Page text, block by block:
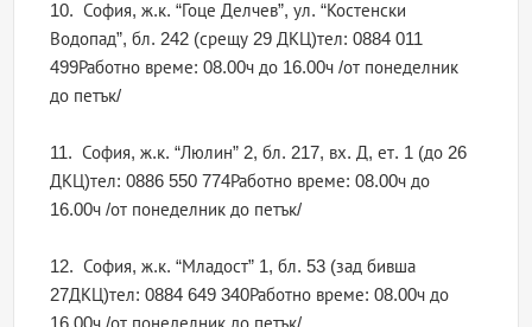
10. София, ж.к. “Гоце Делчев”, ул. “Костенски
Водопад”, бл. 242 (срещу 29 ДКЦ)тел: 0884 011
499Работно време: 08.00ч до 16.00ч /от понеделник
до петък/
11. София, ж.к. “Люлин” 2, бл. 217, вх. Д, ет. 1 (до 26
ДКЦ)тел: 0886 550 774Работно време: 08.00ч до
16.00ч /от понеделник до петък/
12. София, ж.к. “Младост” 1, бл. 53 (зад бивша
27ДКЦ)тел: 0884 649 340Работно време: 08.00ч до